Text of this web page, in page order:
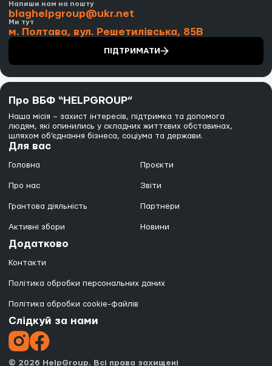
Напиши нам на пошту
blaghelpgroup@ukr.net
Ми тут
м. Полтава, вул. Решетилівська, 85В
ПІДТРИМАТИ
Про ВБФ “HELPGROUP”
Наша місія – захист інтересів, підтримка та допомога
людям, які опинились у складних життєвих обставинах,
шляхом об’єднання бізнеса, соціума та держави.
Для вас
Головна
Про нас
Грантова діяльність
Активні збори
Проєкти
Звіти
Партнери
Новини
Додатково
Контакти
Політика обробки персональних даних
Політика обробки cookie-файлів
Слідкуй за нами
© 2026 HelpGroup. Всі права захищені